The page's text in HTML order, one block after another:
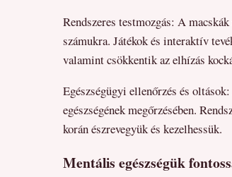
Rendszeres testmozgás: A
számukra. Játékok és interaktív
valamint csökkentik az elhízás
Egészségügyi ellenőrzés és
egészségének megőrzésében.
korán észrevegyük és kezelhessük.
Mentális egészségük